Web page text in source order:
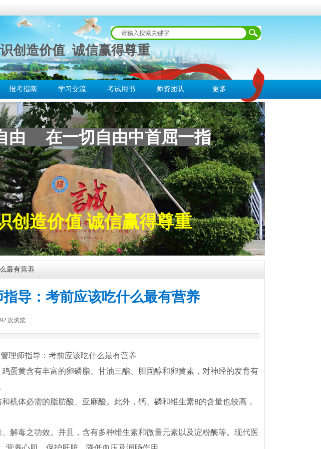
报考指南 学习交流 考试用书 师资团队 更多
创造价值 诚信赢得尊重
由 在一切自由中首屈一指
创造价值 诚信赢得尊重
最有营养
导：考前应该吃什么最有营养
次浏览
理师指导：考前应该吃什么最有营养
鸡蛋黄含有丰富的卵磷脂、甘油三酯、胆固醇和卵黄素，对神经的发育有
机体必需的脂肪酸、亚麻酸。此外，钙、磷和维生素B的含量也较高，
、解毒之功效。并且，含有多种维生素和微量元素以及淀粉酶等。现代医